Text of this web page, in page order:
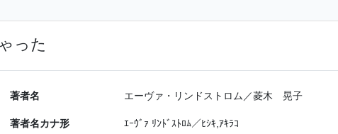
った
著者名 エーヴァ・リンドストロム／菱木 晃子
著者名カナ形 ｴｰｳﾞｧ ﾘﾝﾄﾞｽﾄﾛﾑ／ﾋｼｷ,ｱｷﾗｺ